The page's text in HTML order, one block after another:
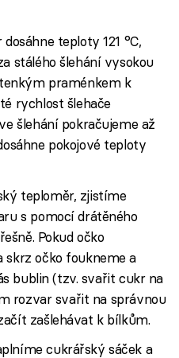
teploty 121 °C,
stálého šlehání vysokou
praménkem k
rychlost šlehače
šlehání pokračujeme až
pokojové teploty
teploměr, zjistíme
s pomocí drátěného
Pokud očko
skrz očko foukneme a
bublin (tzv. svařit cukr na
rozvar svařit na správnou
zašlehávat k bílkům.
cukrářský sáček a